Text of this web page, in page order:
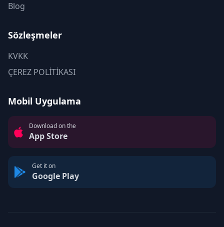
Blog
Sözleşmeler
KVKK
ÇEREZ POLİTİKASI
Mobil Uygulama
Download on the
App Store
Get it on
Google Play